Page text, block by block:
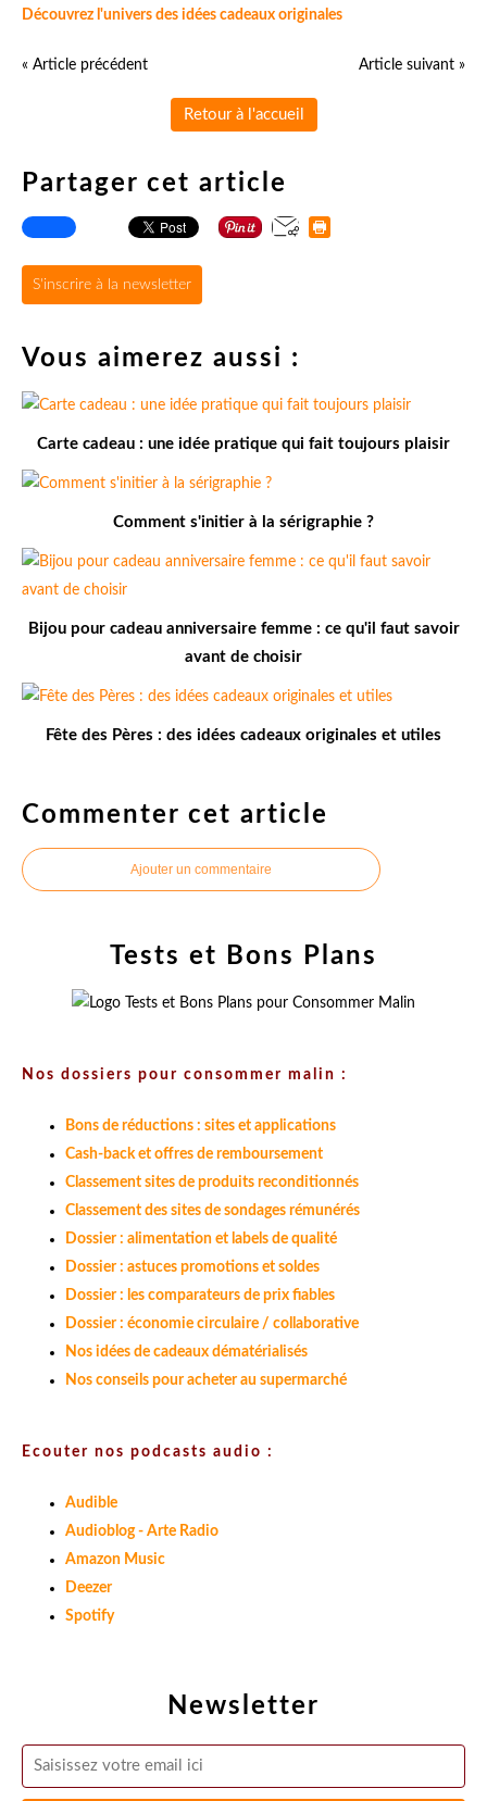
Découvrez l'univers des idées cadeaux originales
« Article précédent Article suivant »
Retour à l'accueil
Partager cet article
S'inscrire à la newsletter
Vous aimerez aussi :
Carte cadeau : une idée pratique qui fait toujours plaisir
Comment s'initier à la sérigraphie ?
Bijou pour cadeau anniversaire femme : ce qu'il faut savoir
avant de choisir
Fête des Pères : des idées cadeaux originales et utiles
Commenter cet article
Ajouter un commentaire
Newsletter
Tests et Bons Plans
Nos dossiers pour consommer malin :
Bons de réductions : sites et applications
Cash-back et offres de remboursement
Classement sites de produits reconditionnés
Classement des sites de sondages rémunérés
Dossier : alimentation et labels de qualité
Dossier : astuces promotions et soldes
Dossier : les comparateurs de prix fiables
Dossier : économie circulaire / collaborative
Nos idées de cadeaux dématérialisés
Nos conseils pour acheter au supermarché
Ecouter nos podcasts audio :
Audible
Audioblog - Arte Radio
Amazon Music
Deezer
Spotify